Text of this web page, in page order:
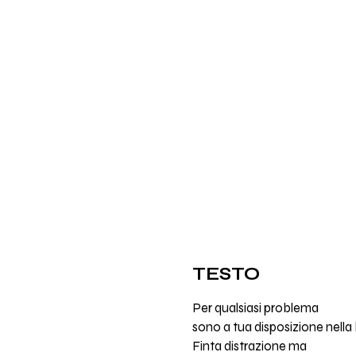
TESTO
Per qualsiasi problema
sono a tua disposizione nella
Finta distrazione ma